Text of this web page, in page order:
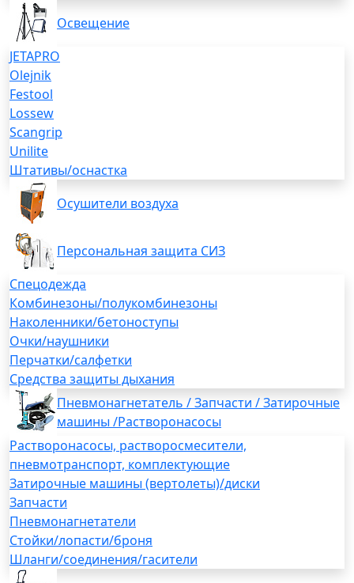
Освещение
JETAPRO
Olejnik
Festool
Lossew
Scangrip
Unilite
Штативы/оснастка
Осушители воздуха
Персональная защита СИЗ
Спецодежда
Комбинезоны/полукомбинезоны
Наколенники/бетоноступы
Очки/наушники
Перчатки/салфетки
Средства защиты дыхания
Пневмонагнетатель / Запчасти / Затирочные
машины /Растворонасосы
Растворонасосы, растворосмесители,
пневмотранспорт, комплектующие
Затирочные машины (вертолеты)/диски
Запчасти
Пневмонагнетатели
Стойки/лопасти/броня
Шланги/соединения/гасители